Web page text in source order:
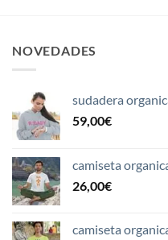
NOVEDADES
sudadera
59,00€
camiseta
26,00€
camiseta